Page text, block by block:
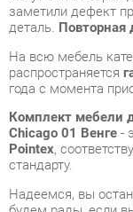
Комплект мебели
Chicago 01 Венге-
стандарту.
Надеемся, вы
будем рады, если вы
использования,
будущим
Кроме формы
консультацию, фото
e-mail, телефону в
Telegram и